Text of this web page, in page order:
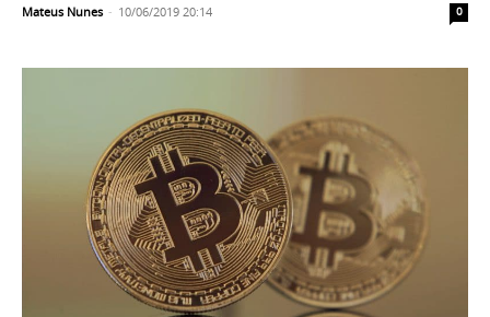
Mateus Nunes - 10/06/2019 20:14 0